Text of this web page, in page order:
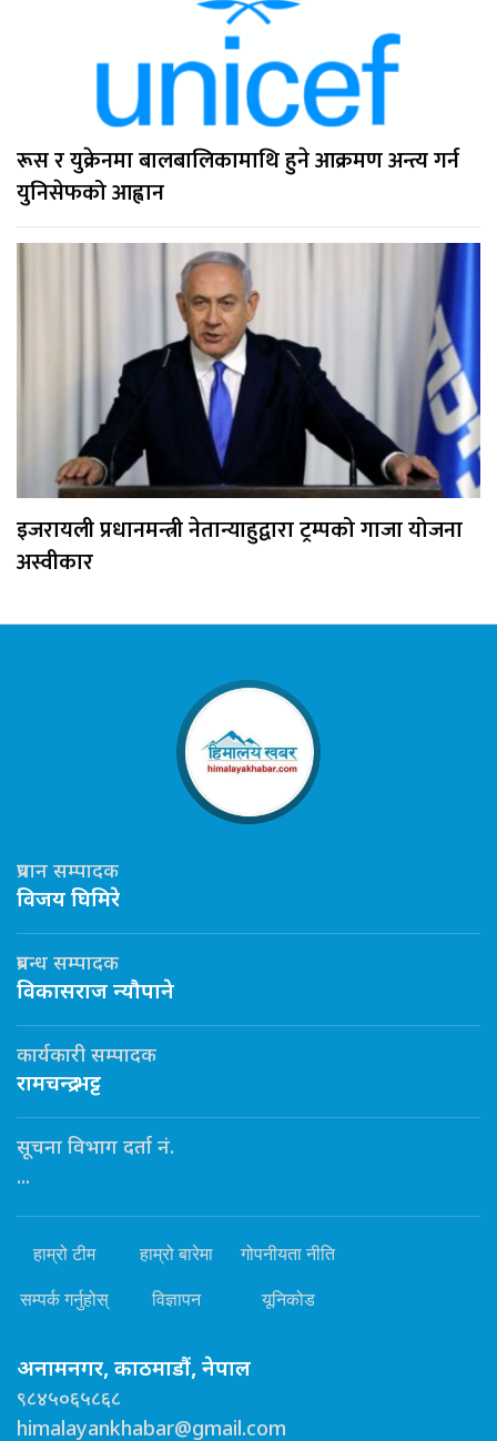
रूस र युक्रेनमा बालबालिकामाथि हुने आक्रमण अन्त्य गर्न
युनिसेफको आह्वान
इजरायली प्रधानमन्त्री नेतान्याहुद्वारा ट्रम्पको गाजा योजना
अस्वीकार
प्रधान सम्पादक
विजय घिमिरे
प्रबन्ध सम्पादक
विकासराज न्यौपाने
कार्यकारी सम्पादक
रामचन्द्र भट्ट
सूचना विभाग दर्ता नं.
...
हाम्रो टीम हाम्रो बारेमा गोपनीयता नीति
सम्पर्क गर्नुहोस् विज्ञापन यूनिकोड
अनामनगर, काठमाडौं, नेपाल
९८४५०६५८६८
himalayankhabar@gmail.com